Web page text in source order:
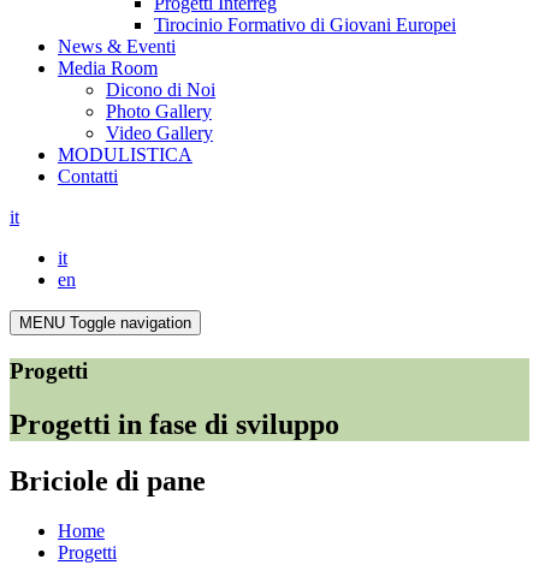
Tirocinio Formativo di Giovani Europei
News & Eventi
Media Room
Dicono di Noi
Photo Gallery
Video Gallery
MODULISTICA
Contatti
it
it
en
MENU Toggle navigation
Progetti
Progetti in fase di sviluppo
Briciole di pane
Home
Progetti